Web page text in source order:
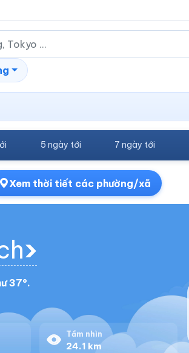
5 ngày tới 7 ngày tới
Xem thời tiết các phường/xã
37°.
Tầm nhìn
24.1 km